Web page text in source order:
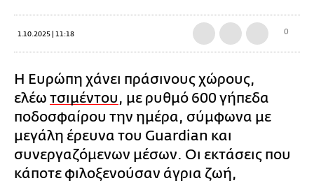
1.10.2025 | 11:18 0
Η Ευρώπη χάνει πράσινους χώρους,
ελέω τσιμέντου, με ρυθμό 600 γήπεδα
ποδοσφαίρου την ημέρα, σύμφωνα με
μεγάλη έρευνα του Guardian και
συνεργαζόμενων μέσων. Οι εκτάσεις που
κάποτε φιλοξενούσαν άγρια ζωή,